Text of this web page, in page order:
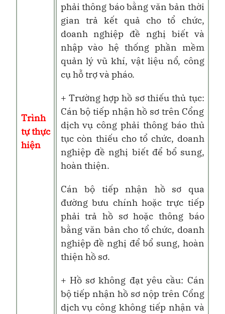
Trình
tự thực
hiện
phải thông báo bằng văn bản thời
gian trả kết quả cho tổ chức,
doanh nghiệp đề nghị biết và
nhập vào hệ thống phần mềm
quản lý vũ khí, vật liệu nổ, công
cụ hỗ trợ và pháo.
+ Trường hợp hồ sơ thiếu thủ tục:
Cán bộ tiếp nhận hồ sơ trên Cổng
dịch vụ công phải thông báo thủ
tục còn thiếu cho tổ chức, doanh
nghiệp đề nghị biết để bổ sung,
hoàn thiện.
Cán bộ tiếp nhận hồ sơ qua
đường bưu chính hoặc trực tiếp
phải trả hồ sơ hoặc thông báo
bằng văn bản cho tổ chức, doanh
nghiệp đề nghị để bổ sung, hoàn
thiện hồ sơ.
+ Hồ sơ không đạt yêu cầu: Cán
bộ tiếp nhận hồ sơ nộp trên Cổng
dịch vụ công không tiếp nhận và